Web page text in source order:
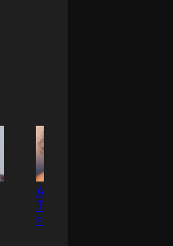
Александр
Татарский
Режиссёр